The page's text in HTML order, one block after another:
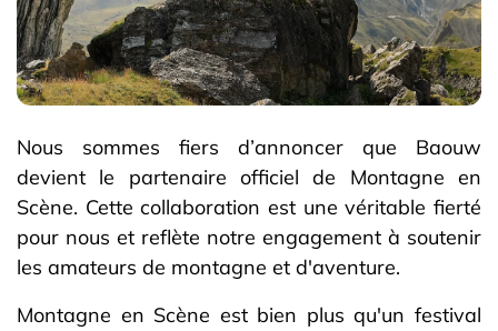
Nous sommes fiers d’annoncer que Baouw
devient le partenaire officiel de Montagne en
Scène. Cette collaboration est une véritable fierté
pour nous et reflète notre engagement à soutenir
les amateurs de montagne et d'aventure.
Montagne en Scène est bien plus qu'un festival